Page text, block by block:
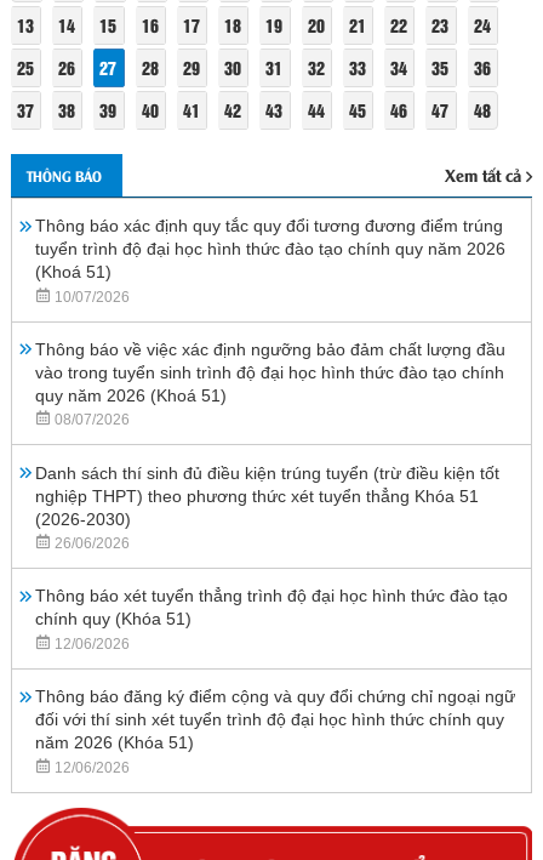
13
14 15 16 17 18 19 20 21 22 23
24
25
26 27 28 29 30 31 32 33 34 35
36
37
38 39 40 41 42 43 44 45 46 47 48
THÔNG BÁO Xem tất cả
Thông báo xác định quy tắc quy đổi tương đương điểm trúng
tuyển trình độ đại học hình thức đào tạo chính quy năm 2026
(Khoá 51)
10/07/2026
Thông báo về việc xác định ngưỡng bảo đảm chất lượng đầu
vào trong tuyển sinh trình độ đại học hình thức đào tạo chính
quy năm 2026 (Khoá 51)
08/07/2026
Danh sách thí sinh đủ điều kiện trúng tuyển (trừ điều kiện tốt
nghiệp THPT) theo phương thức xét tuyển thẳng Khóa 51
(2026-2030)
26/06/2026
Thông báo xét tuyển thẳng trình độ đại học hình thức đào tạo
chính quy (Khóa 51)
12/06/2026
Thông báo đăng ký điểm cộng và quy đổi chứng chỉ ngoại ngữ
đối với thí sinh xét tuyển trình độ đại học hình thức chính quy
năm 2026 (Khóa 51)
12/06/2026